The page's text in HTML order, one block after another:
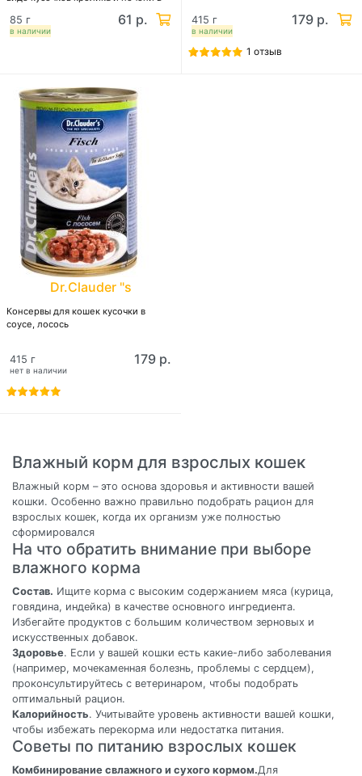
в наличии
85 г 61 р.
в наличии
415 г 179 р.
1 отзыв
Dr.Clauder "s
Консервы для кошек кусочки в
соусе, лосось
нет в наличии
415 г 179 р.
Влажный корм для взрослых кошек
Влажный корм – это основа здоровья и активности вашей
кошки. Особенно важно правильно подобрать рацион для
взрослых кошек, когда их организм уже полностью
сформировался
На что обратить внимание при выборе
влажного корма
Состав. Ищите корма с высоким содержанием мяса (курица,
говядина, индейка) в качестве основного ингредиента.
Избегайте продуктов с большим количеством зерновых и
искусственных добавок.
Здоровье. Если у вашей кошки есть какие-либо заболевания
(например, мочекаменная болезнь, проблемы с сердцем),
проконсультируйтесь с ветеринаром, чтобы подобрать
оптимальный рацион.
Калорийность. Учитывайте уровень активности вашей кошки,
чтобы избежать перекорма или недостатка питания.
Советы по питанию взрослых кошек
Комбинирование свлажного и сухого кормом.Для